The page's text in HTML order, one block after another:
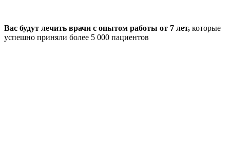
Вас будут лечить врачи с опытом работы от 7 лет, которые
успешно приняли более 5 000 пациентов